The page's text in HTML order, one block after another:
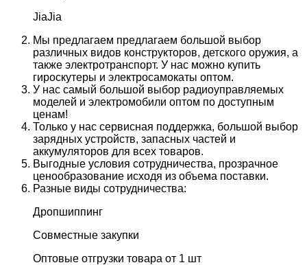
JiaJia
Мы предлагаем предлагаем большой выбор
различных видов конструкторов, детского оружия, а
также электротранспорт. У нас можно купить
гироскутеры и электросамокаты оптом.
У нас самый большой выбор радиоуправляемых
моделей и электромобили оптом по доступным
ценам!
Только у нас сервисная поддержка, большой выбор
зарядных устройств, запасных частей и
аккумуляторов для всех товаров.
Выгодные условия сотрудничества, прозрачное
ценообразование исходя из объема поставки.
Разные виды сотрудничества:
Дропшиппинг
Совместные закупки
Оптовые отгрузки товара от 1 шт